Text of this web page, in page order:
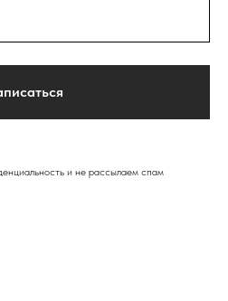
и не рассылаем спам